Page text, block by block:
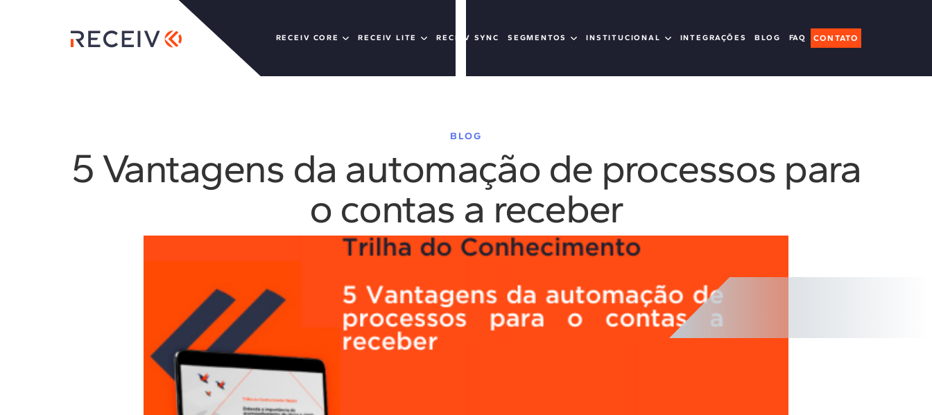
RECEIV CORE RECEIV LITE RECEIV SYNC SEGMENTOS INSTITUCIONAL INTEGRAÇÕES BLOG FAQ CONTATO
BLOG
5 Vantagens da automação de processos para
o contas a receber